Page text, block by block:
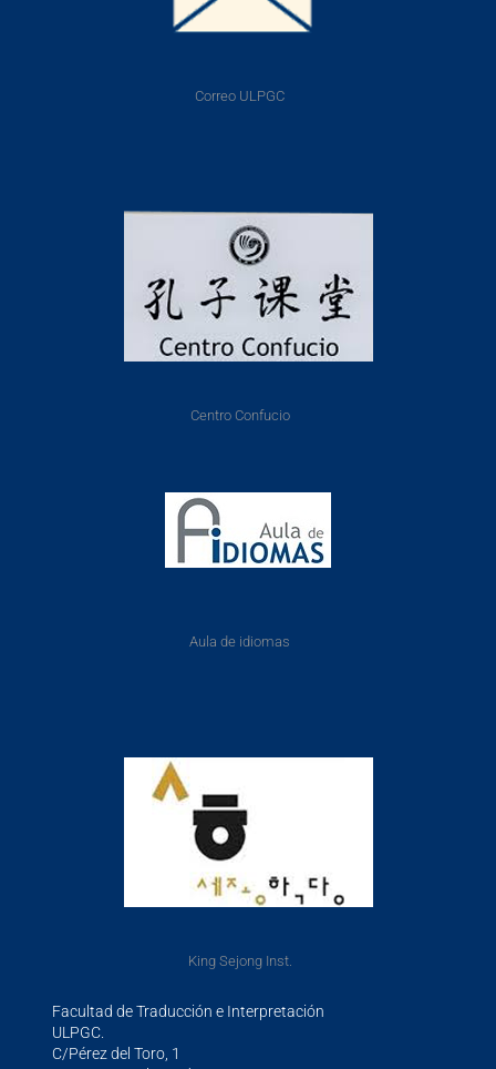
Correo ULPGC
Centro Confucio
Aula de idiomas
King Sejong Inst.
Facultad de Traducción e Interpretación
ULPGC.
C/Pérez del Toro, 1